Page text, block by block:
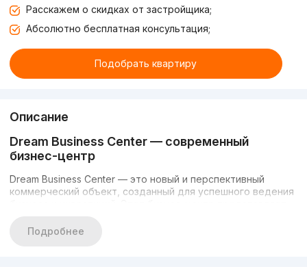
Расскажем о скидках от застройщика;
Абсолютно бесплатная консультация;
Подобрать квартиру
Описание
Dream Business Center — современный
бизнес-центр
Dream Business Center — это новый и перспективный
коммерческий объект, созданный для успешного ведения
отвечает всем современным требованиям престижной
коммерческой недвижимости. Он идеально подходит для
Подробнее